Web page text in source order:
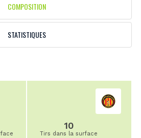
COMPOSITION
STATISTIQUES
10
Tirs dans la surface